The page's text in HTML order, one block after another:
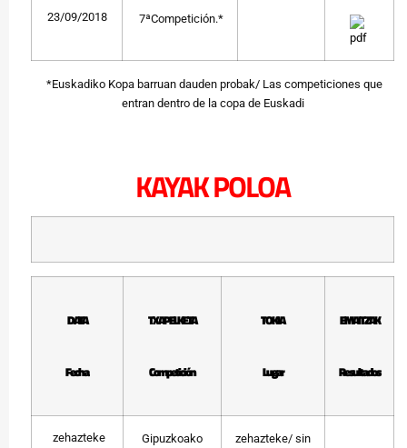
23/09/2018 7ªCompetición.*
*Euskadiko Kopa barruan dauden probak/ Las competiciones que
entran dentro de la copa de Euskadi
KAYAK POLOA
DATA
Fecha
TXAPELKETA
Competición
TOKIA
Lugar
EMAITZAK
Resultados
zehazteke
Gipuzkoako
zehazteke/ sin